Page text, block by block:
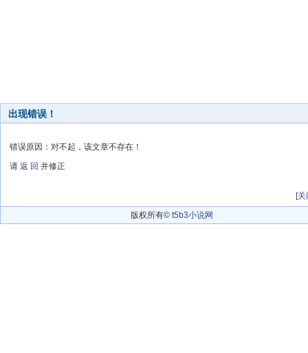
出现错误！
错误原因：对不起，该文章不存在！
请 返 回 并修正
[关
版权所有© t5b3小说网